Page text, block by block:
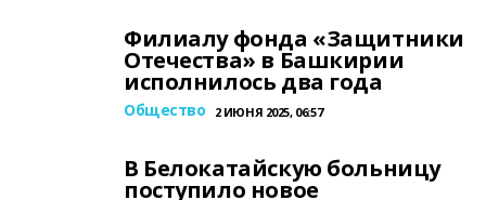
Филиалу фонда «Защитники
Отечества» в Башкирии
исполнилось два года
Общество 2 ИЮНЯ 2025, 06:57
В Белокатайскую больницу
поступило новое